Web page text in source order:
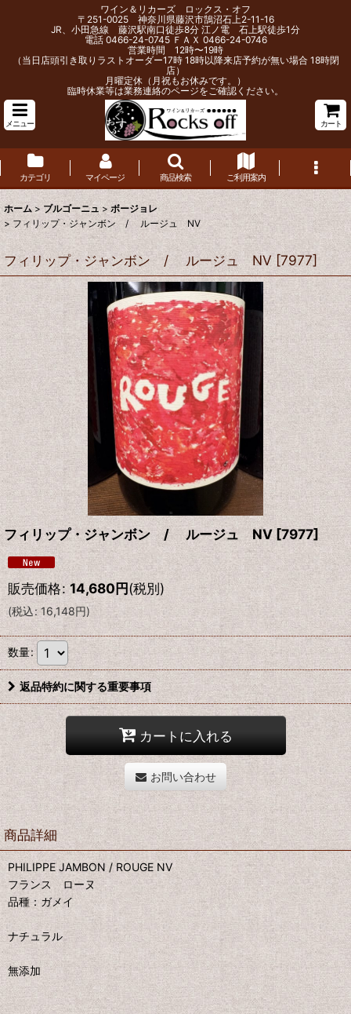
ワイン＆リカーズ ロックス・オフ
〒251-0025 神奈川県藤沢市鵠沼石上2-11-16
JR、小田急線 藤沢駅南口徒歩8分 江ノ電 石上駅徒歩1分
電話 0466-24-0745 ＦＡＸ 0466-24-0746
営業時間 12時〜19時
（当日店頭引き取りラストオーダー17時 18時以降来店予約が無い場合 18時閉
店）
月曜定休（月祝もお休みです。）
臨時休業等は業務連絡のページをご確認ください。
メニュー カート
カテゴリ マイページ 商品検索 ご利用案内
ホーム > ブルゴーニュ > ボージョレ
> フィリップ・ジャンボン / ルージュ NV
フィリップ・ジャンボン / ルージュ NV [7977]
フィリップ・ジャンボン / ルージュ NV[7977]
販売価格: 14,680円(税別)
(税込: 16,148円)
数量:
返品特約に関する重要事項
カートに入れる
お問い合わせ
商品詳細
PHILIPPE JAMBON / ROUGE NV
フランス ローヌ
品種：ガメイ
ナチュラル
無添加